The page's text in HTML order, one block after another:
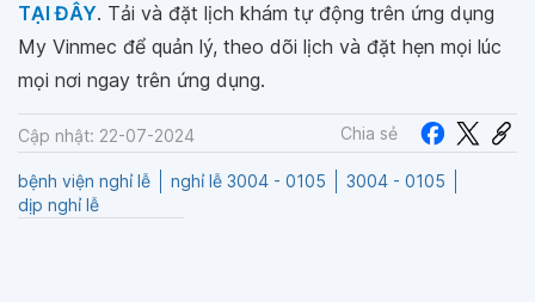
TẠI ĐÂY. Tải và đặt lịch khám tự động trên ứng dụng
My Vinmec để quản lý, theo dõi lịch và đặt hẹn mọi lúc
mọi nơi ngay trên ứng dụng.
Cập nhật: 22-07-2024 Chia sẻ
bệnh viện nghỉ lễ nghỉ lễ 3004 - 0105
3004 - 0105
dịp nghỉ lễ